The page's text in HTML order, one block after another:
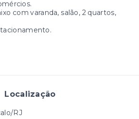
com varanda, salão, 2 quartos,
Localização
RJ